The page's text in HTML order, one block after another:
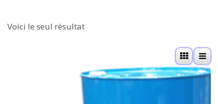
Voici le seul résultat